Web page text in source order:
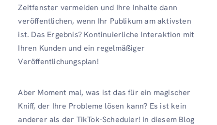
Zeitfenster vermeiden und Ihre Inhalte dann
veröffentlichen, wenn Ihr Publikum am aktivsten
ist. Das Ergebnis? Kontinuierliche Interaktion mit
Ihren Kunden und ein regelmäßiger
Veröffentlichungsplan!
Aber Moment mal, was ist das für ein magischer
Kniff, der Ihre Probleme lösen kann? Es ist kein
anderer als der TikTok-Scheduler! In diesem Blog